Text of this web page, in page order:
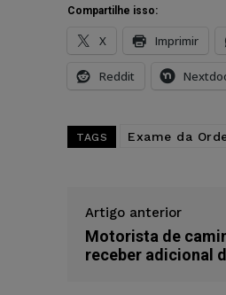
Compartilhe isso:
X Imprimir
Reddit
TAGS Exame da
Artigo anterior
Motorista de
receber adicional